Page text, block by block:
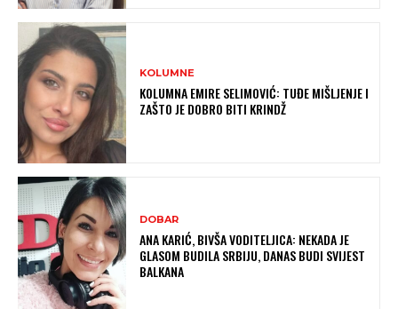
KOLUMNE
KOLUMNA EMIRE SELIMOVIĆ: TUĐE MIŠLJENJE I
ZAŠTO JE DOBRO BITI KRINDŽ
DOBAR
ANA KARIĆ, BIVŠA VODITELJICA: NEKADA JE
GLASOM BUDILA SRBIJU, DANAS BUDI SVIJEST
BALKANA